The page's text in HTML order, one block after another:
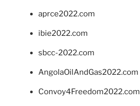
aprce2022.com
ibie2022.com
sbcc-2022.com
AngolaOilAndGas2022.com
Convoy4Freedom2022.com